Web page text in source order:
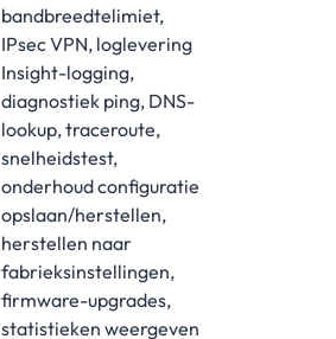
bandbreedtelimiet,
IPsec VPN, loglevering
Insight-logging,
diagnostiek ping, DNS-
lookup, traceroute,
snelheidstest,
onderhoud configuratie
opslaan/herstellen,
herstellen naar
fabrieksinstellingen,
firmware-upgrades,
statistieken weergeven